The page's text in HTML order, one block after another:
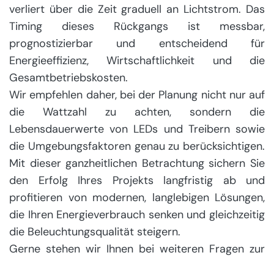
verliert über die Zeit graduell an Lichtstrom. Das
Timing dieses Rückgangs ist messbar,
prognostizierbar und entscheidend für
Energieeffizienz, Wirtschaftlichkeit und die
Gesamtbetriebskosten.
Wir empfehlen daher, bei der Planung nicht nur auf
die Wattzahl zu achten, sondern die
Lebensdauerwerte von LEDs und Treibern sowie
die Umgebungsfaktoren genau zu berücksichtigen.
Mit dieser ganzheitlichen Betrachtung sichern Sie
den Erfolg Ihres Projekts langfristig ab und
profitieren von modernen, langlebigen Lösungen,
die Ihren Energieverbrauch senken und gleichzeitig
die Beleuchtungsqualität steigern.
Gerne stehen wir Ihnen bei weiteren Fragen zur